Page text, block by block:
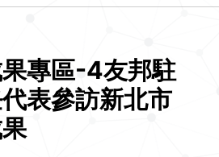
專區-4友邦駐
表參訪新北市